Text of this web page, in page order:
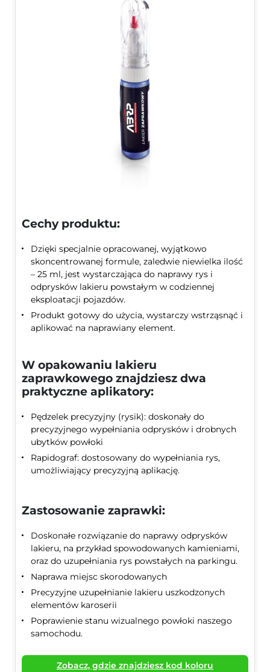
Cechy produktu:
Dzięki specjalnie opracowanej, wyjątkowo
skoncentrowanej formule, zaledwie niewielka ilość
– 25 ml, jest wystarczająca do naprawy rys i
odprysków lakieru powstałym w codziennej
eksploatacji pojazdów.
Produkt gotowy do użycia, wystarczy wstrząsnąć i
aplikować na naprawiany element.
W opakowaniu lakieru
zaprawkowego znajdziesz dwa
praktyczne aplikatory:
Pędzelek precyzyjny (rysik): doskonały do
precyzyjnego wypełniania odprysków i drobnych
ubytków powłoki
Rapidograf: dostosowany do wypełniania rys,
umożliwiający precyzyjną aplikację.
Zastosowanie zaprawki:
Doskonałe rozwiązanie do naprawy odprysków
lakieru, na przykład spowodowanych kamieniami,
oraz do uzupełniania rys powstałych na parkingu.
Naprawa miejsc skorodowanych
Precyzyjne uzupełnianie lakieru uszkodzonych
elementów karoserii
Poprawienie stanu wizualnego powłoki naszego
samochodu.
Zobacz, gdzie znajdziesz kod koloru